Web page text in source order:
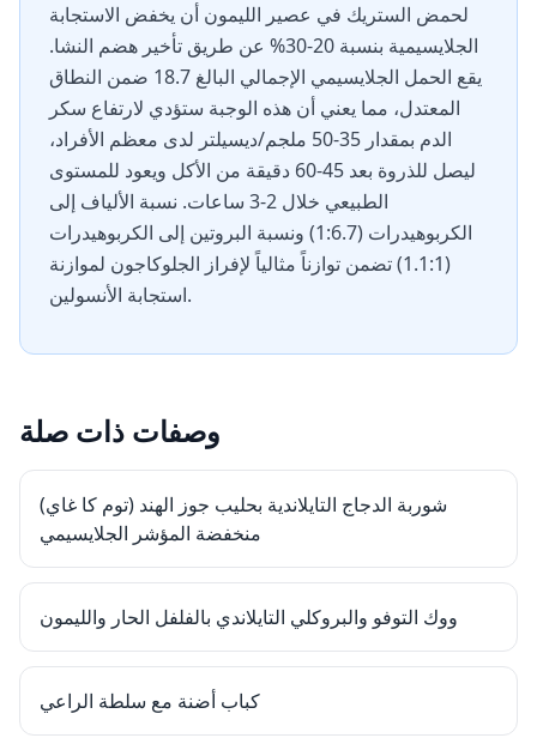
لحمض الستريك في عصير الليمون أن يخفض الاستجابة
الجلايسيمية بنسبة 20-30% عن طريق تأخير هضم النشا.
يقع الحمل الجلايسيمي الإجمالي البالغ 18.7 ضمن النطاق
المعتدل، مما يعني أن هذه الوجبة ستؤدي لارتفاع سكر
الدم بمقدار 35-50 ملجم/ديسيلتر لدى معظم الأفراد،
ليصل للذروة بعد 45-60 دقيقة من الأكل ويعود للمستوى
الطبيعي خلال 2-3 ساعات. نسبة الألياف إلى
الكربوهيدرات (1:6.7) ونسبة البروتين إلى الكربوهيدرات
(1.1:1) تضمن توازناً مثالياً لإفراز الجلوكاجون لموازنة
استجابة الأنسولين.
وصفات ذات صلة
شوربة الدجاج التايلاندية بحليب جوز الهند (توم كا غاي)
منخفضة المؤشر الجلايسيمي
ووك التوفو والبروكلي التايلاندي بالفلفل الحار والليمون
كباب أضنة مع سلطة الراعي